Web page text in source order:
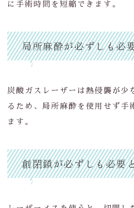
に手術時間を短縮できます。
局所麻酔が必ずしも必
炭酸ガスレーザーは熱侵襲が少
るため、局所麻酔を使用せず手
ます。
創閉鎖が必ずしも必要